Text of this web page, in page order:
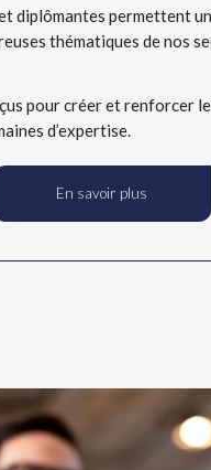
diplômantes permettent
thématiques de nos
pour créer et renforcer
d’expertise.
En savoir plus